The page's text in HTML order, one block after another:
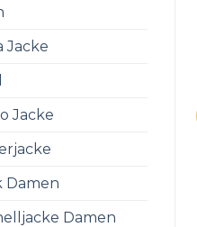
Jacke
Jacke
Damen
Damen